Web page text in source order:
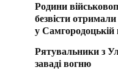
Родини
безвісти отримали
у Самгородоцькій
Рятувальники з
заваді вогню